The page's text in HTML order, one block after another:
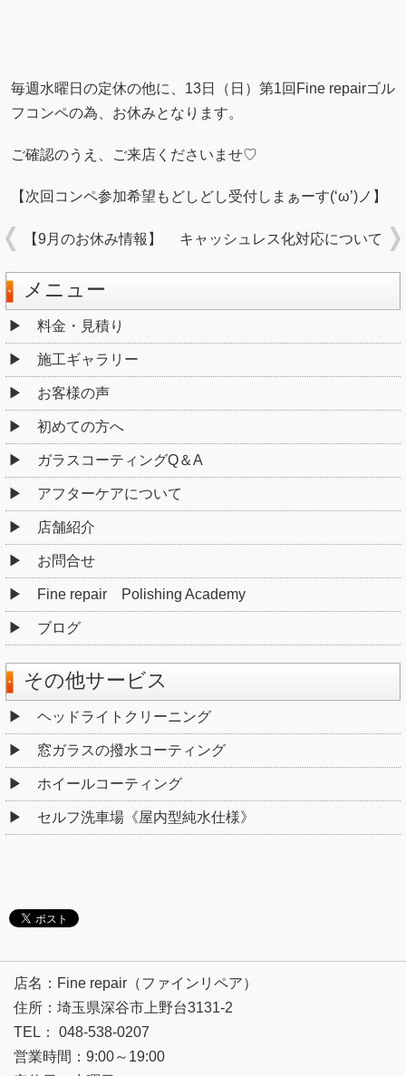
毎週水曜日の定休の他に、13日（日）第1回Fine repairゴル
フコンペの為、お休みとなります。
ご確認のうえ、ご来店くださいませ♡
【次回コンペ参加希望もどしどし受付しまぁーす(‘ω’)ノ】
【9月のお休み情報】 キャッシュレス化対応について
メニュー
料金・見積り
施工ギャラリー
お客様の声
初めての方へ
ガラスコーティングQ＆A
アフターケアについて
店舗紹介
お問合せ
Fine repair Polishing Academy
ブログ
その他サービス
ヘッドライトクリーニング
窓ガラスの撥水コーティング
ホイールコーティング
セルフ洗車場《屋内型純水仕様》
店名：Fine repair（ファインリペア）
住所：埼玉県深谷市上野台3131-2
TEL： 048-538-0207
営業時間：9:00～19:00